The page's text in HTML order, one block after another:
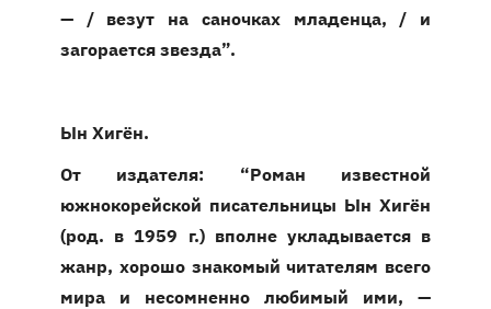
— / везут на саночках младенца, / и
загорается звезда”.
Ын Хигён.
От издателя: “Роман известной
южнокорейской писательницы Ын Хигён
(род. в 1959 г.) вполне укладывается в
жанр, хорошо знакомый читателям всего
мира и несомненно любимый ими, —